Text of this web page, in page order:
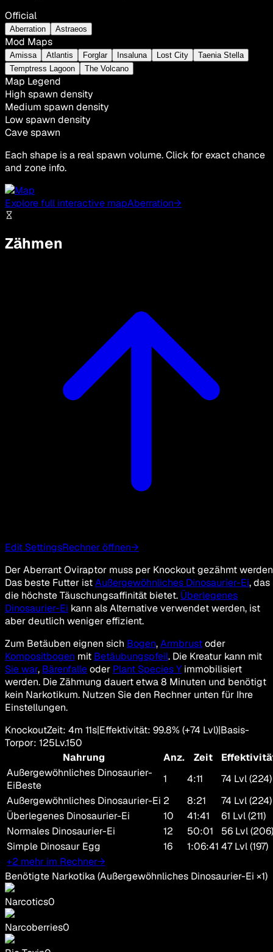
Official
Aberration Astraeos
Mod Maps
Amissa Atlantis Forglar Insaluna Lost City
Taenia Stella
Temptress Lagoon
The Volcano
Map Legend
High spawn density
Medium spawn density
Low spawn density
Cave spawn
Each shape is a real spawn volume. Click for exact chance
and zone info.
Explore full interactive mapAberration→
Zähmen
Edit SettingsRechner öffnen→
Der Aberrant Oviraptor muss per Knockout gezähmt
Das beste Futter istAußergewöhnliches Dinosaurier-Ei, das
die höchste Täuschungsaffinität bietet. Überlegenes
Dinosaurier-Ei kann als Alternative verwendet werden, ist
aber deutlich weniger effizient.
Zum Betäuben eignen sich Bogen,Armbrustoder
Kompositbogen mit Betäubungspfeil. Die Kreatur kann mit
Sie war, Bärenfalleoder Plant Species Y immobilisiert
werden. Die Zähmung dauert etwa 8 Minuten und benötigt
kein Narkotikum. Nutzen Sie den Rechner unten für Ihre
Einstellungen.
KnockoutZeit: 4m 11s|Effektivität: 99.8% (+74 Lvl)|Basis-
Torpor: 125Lv.150
Nahrung
Anz. Zeit
Außergewöhnliches Dinosaurier-
EiBeste
1 4:11
74 Lvl (224)
Außergewöhnliches Dinosaurier-Ei 2 8:21
74 Lvl (224)
Überlegenes Dinosaurier-Ei
10 41:41
61 Lvl (211)
Normales Dinosaurier-Ei
12 50:01
56 Lvl (206)
Simple Dinosaur Egg
16 1:06:41 47 Lvl (197)
+2 mehr im Rechner→
Benötigte Narkotika(Außergewöhnliches Dinosaurier-Ei ×1)
Narcotics0
Narcoberries0